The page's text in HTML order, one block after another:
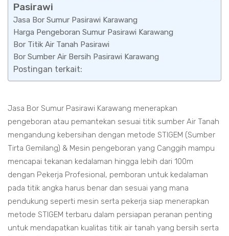
Pasirawi
Jasa Bor Sumur Pasirawi Karawang
Harga Pengeboran Sumur Pasirawi Karawang
Bor Titik Air Tanah Pasirawi
Bor Sumber Air Bersih Pasirawi Karawang
Postingan terkait:
Jasa Bor Sumur Pasirawi Karawang menerapkan
pengeboran atau pemantekan sesuai titik sumber Air Tanah
mengandung kebersihan dengan metode STIGEM (Sumber
Tirta Gemilang) & Mesin pengeboran yang Canggih mampu
mencapai tekanan kedalaman hingga lebih dari 100m
dengan Pekerja Profesional, pemboran untuk kedalaman
pada titik angka harus benar dan sesuai yang mana
pendukung seperti mesin serta pekerja siap menerapkan
metode STIGEM terbaru dalam persiapan peranan penting
untuk mendapatkan kualitas titik air tanah yang bersih serta